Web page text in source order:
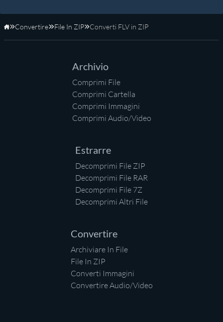
Home
Convertire File In ZIP Converti FLV in ZIP
Archivio
Comprimi File
Comprimi Cartella
Comprimi Immagini
Comprimi Audio/Video
Estrarre
Decomprimi File ZIP
Decomprimi File RAR
Decomprimi File 7Z
Decomprimi Altri File
Convertire
Archiviare In File
File In ZIP
Converti Immagini
Convertire Audio/Video